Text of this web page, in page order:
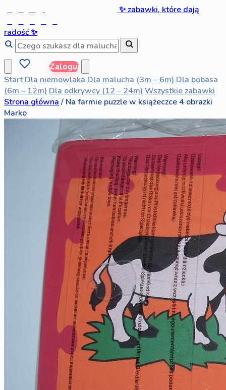
✨zabawki, które dają
radość✨
Zaloguj
Start Dla niemowlaka Dla malucha (3m – 6m) Dla bobasa
(6m – 12m) Dla odkrywcy (12 – 24m) Wszystkie zabawki
Strona główna / Na farmie puzzle w książeczce 4 obrazki
Marko